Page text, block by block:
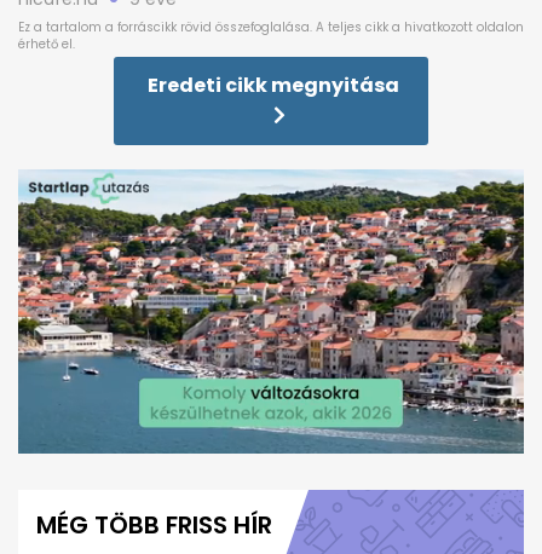
Eredeti cikk megnyitása
minutes,
MÉG TÖBB FRISS HÍR